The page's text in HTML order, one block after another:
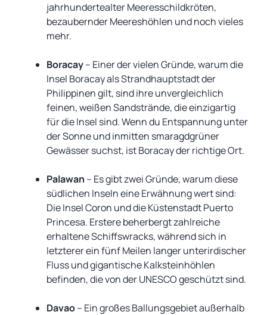
jahrhundertealter Meeresschildkröten,
bezaubernder Meereshöhlen und noch vieles
mehr.
Boracay– Einer der vielen Gründe, warum die
Insel Boracay als Strandhauptstadt der
Philippinen gilt, sind ihre unvergleichlich
feinen, weißen Sandstrände, die einzigartig
für die Insel sind. Wenn du Entspannung unter
der Sonne und inmitten smaragdgrüner
Gewässer suchst, ist Boracay der richtige Ort.
Palawan – Es gibt zwei Gründe, warum diese
südlichen Inseln eine Erwähnung wert sind:
Die Insel Coron und die Küstenstadt Puerto
Princesa. Erstere beherbergt zahlreiche
erhaltene Schiffswracks, während sich in
letzterer ein fünf Meilen langer unterirdischer
Fluss und gigantische Kalksteinhöhlen
befinden, die von der UNESCO geschützt sind.
Davao– Ein großes Ballungsgebiet außerhalb